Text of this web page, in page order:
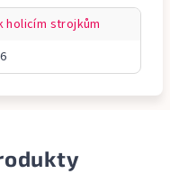
holicím strojkům